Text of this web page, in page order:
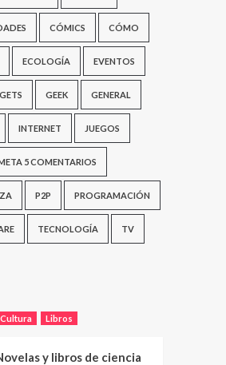
CÓMICS CÓMO
ECOLOGÍA EVENTOS
GEEK GENERAL
INTERNET JUEGOS
5 COMENTARIOS
P2P PROGRAMACIÓN
TECNOLOGÍA TV
Cultura Libros
y libros de ciencia